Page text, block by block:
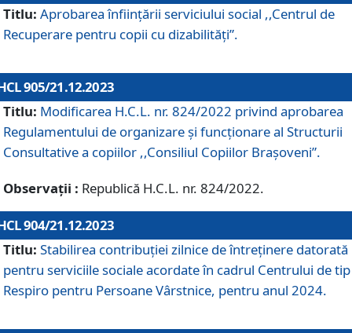
Titlu: Aprobarea înființării serviciului social ,,Centrul de
Recuperare pentru copii cu dizabilități”.
905/21.12.2023
Titlu: Modificarea H.C.L. nr. 824/2022 privind aprobarea
Regulamentului de organizare şi funcţionare al Structurii
Consultative a copiilor ,,Consiliul Copiilor Braşoveni”.
Observații : Republică H.C.L. nr. 824/2022.
904/21.12.2023
Titlu: Stabilirea contribuţiei zilnice de întreținere datorată
pentru serviciile sociale acordate în cadrul Centrului de tip
Respiro pentru Persoane Vârstnice, pentru anul 2024.